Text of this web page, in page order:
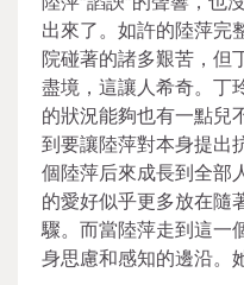
出來了。如許的陸萍完
院碰著的諸多艱苦，但
盡境，這讓人希奇。丁
的狀況能夠也有一點兒
到要讓陸萍對本身提出
個陸萍后來成長到全部
的愛好似乎更多放在隨
驟。而當陸萍走到這一
身思慮和感知的邊沿。